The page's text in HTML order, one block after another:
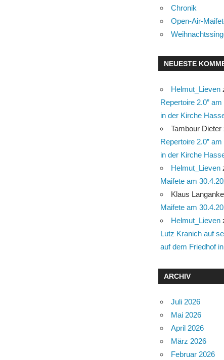
Chronik
Open-Air-
NEUESTE
Helmut_Lieven
Repertoire 2.0”
in der Kirche
Tambour Dieter
Repertoire 2.0”
in der Kirche
Helmut_Lieven
Maifete am
Klaus Langanke
Maifete am
Helmut_Lieven
Lutz Kranich auf
auf dem Friedhof
ARCHIV
Juli 2026
Mai 2026
April 2026
März 2026
Februar 2026